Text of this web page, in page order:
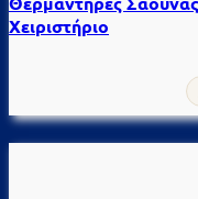
Χειριστήριο